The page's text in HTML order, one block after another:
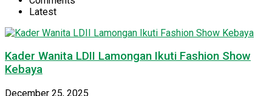
Latest
Kader Wanita LDII Lamongan Ikuti Fashion Show
Kebaya
December 25, 2025